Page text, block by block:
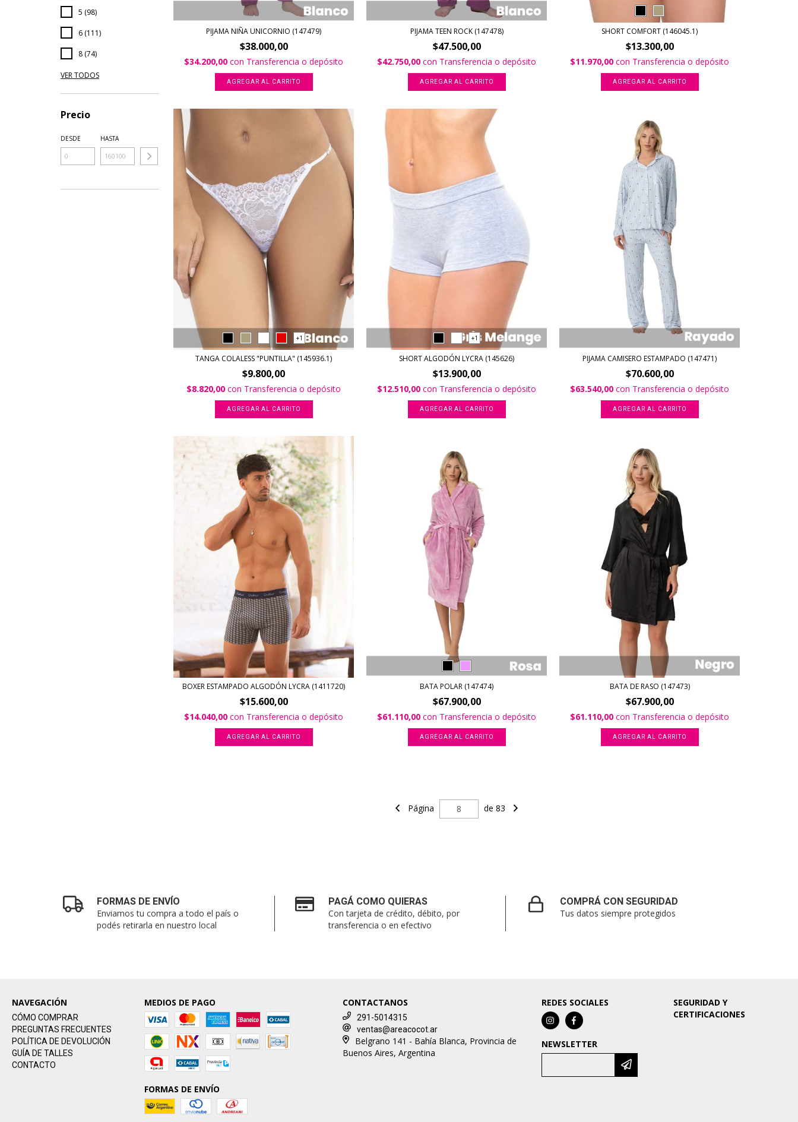
5 (98)
6 (111)
8 (74)
VER TODOS
Precio
DESDE HASTA
PIJAMA NIÑA UNICORNIO (147479)
$38.000,00
$34.200,00con Transferencia o depósito
AGREGAR AL CARRITO
PIJAMA TEEN ROCK (147478)
$47.500,00
$42.750,00con Transferencia o depósito
AGREGAR AL CARRITO
SHORT COMFORT (146045.1)
$13.300,00
$11.970,00con Transferencia o depósito
AGREGAR AL CARRITO
+1
TANGA COLALESS "PUNTILLA" (145936.1)
$9.800,00
$8.820,00con Transferencia o depósito
AGREGAR AL CARRITO
+1
SHORT ALGODÓN LYCRA (145626)
$13.900,00
$12.510,00con Transferencia o depósito
AGREGAR AL CARRITO
PIJAMA CAMISERO ESTAMPADO (147471)
$70.600,00
$63.540,00con Transferencia o depósito
AGREGAR AL CARRITO
BOXER ESTAMPADO ALGODÓN LYCRA (1411720)
$15.600,00
$14.040,00con Transferencia o depósito
AGREGAR AL CARRITO
BATA POLAR (147474)
$67.900,00
$61.110,00con Transferencia o depósito
AGREGAR AL CARRITO
BATA DE RASO (147473)
$67.900,00
$61.110,00con Transferencia o depósito
AGREGAR AL CARRITO
Página de 83
FORMAS DE ENVÍO
Enviamos tu compra a todo el país o
podés retirarla en nuestro local
PAGÁ COMO QUIERAS
Con tarjeta de crédito, débito, por
transferencia o en efectivo
COMPRÁ CON SEGURIDAD
Tus datos siempre protegidos
NAVEGACIÓN
CÓMO COMPRAR
PREGUNTAS FRECUENTES
POLÍTICA DE DEVOLUCIÓN
GUÍA DE TALLES
CONTACTO
MEDIOS DE PAGO
FORMAS DE ENVÍO
CONTACTANOS
291-5014315
ventas@areacocot.ar
Belgrano 141 - Bahía Blanca, Provincia de
Buenos Aires, Argentina
REDES SOCIALES
NEWSLETTER
SEGURIDAD Y
CERTIFICACIONES